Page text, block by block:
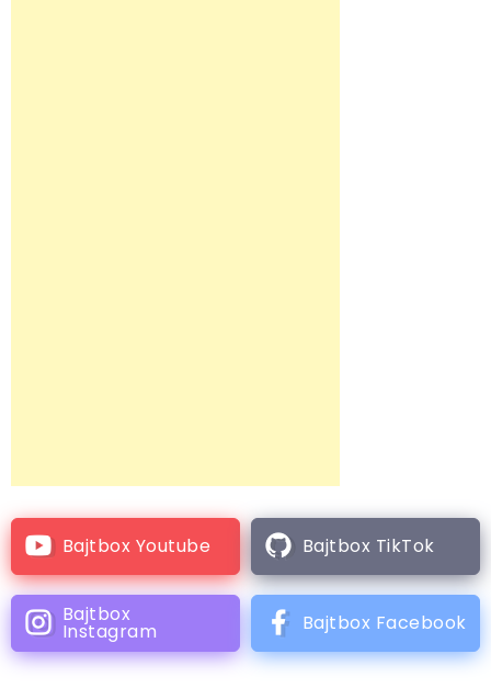
Bajtbox Youtube Bajtbox TikTok
Bajtbox
Instagram Bajtbox Facebook